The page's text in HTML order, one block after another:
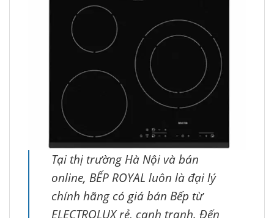
Tại thị trường Hà Nội và bán
online, BẾP ROYAL luôn là đại lý
chính hãng có giá bán Bếp từ
ELECTROLUX rẻ, cạnh tranh. Đến